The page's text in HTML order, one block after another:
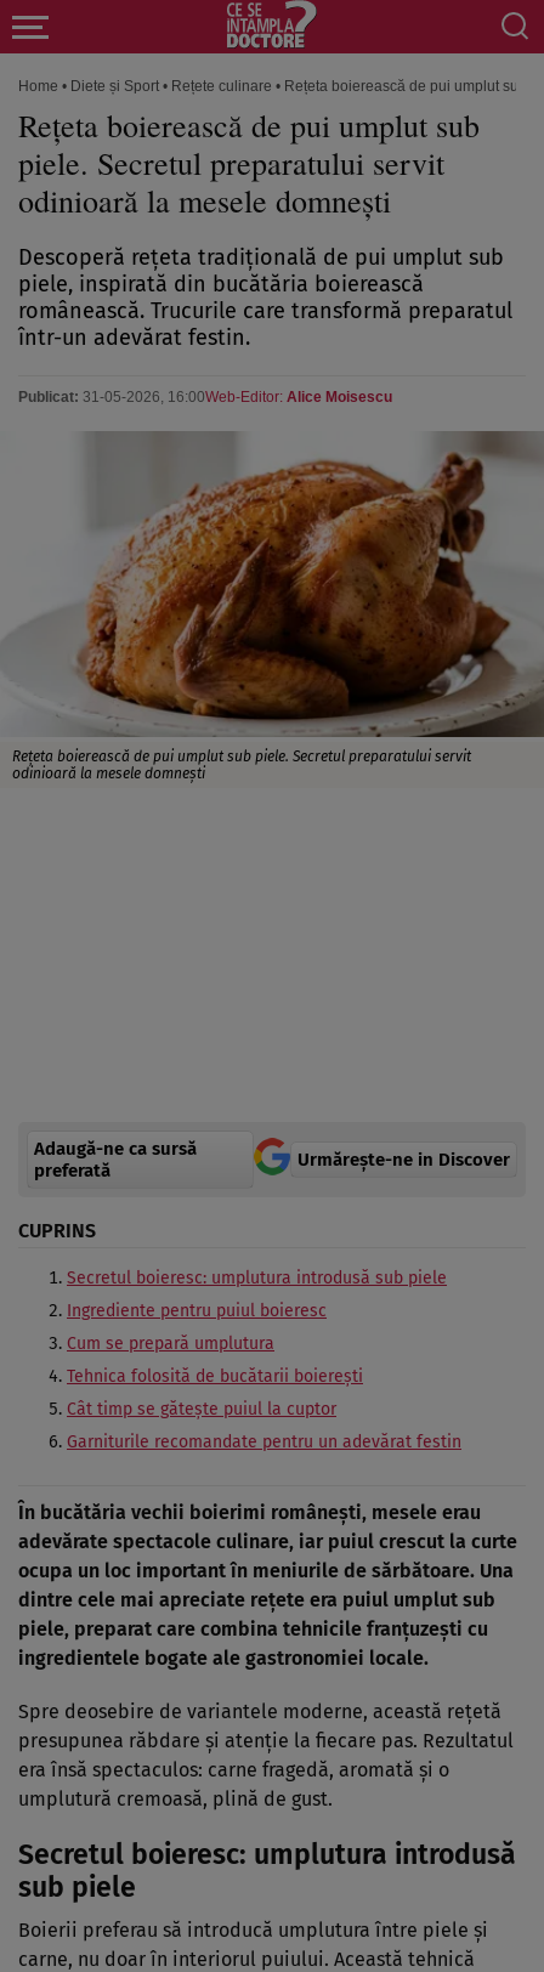
Home • Diete și Sport • Rețete culinare • Rețeta boierească de pui umplut sub
Rețeta boierească de pui umplut sub
piele. Secretul preparatului servit
odinioară la mesele domnești
Descoperă rețeta tradițională de pui umplut sub
piele, inspirată din bucătăria boierească
românească. Trucurile care transformă preparatul
într-un adevărat festin.
Publicat: 31-05-2026, 16:00Web-Editor: Alice Moisescu
Rețeta boierească de pui umplut sub piele. Secretul preparatului servit
odinioară la mesele domnești
Adaugă-ne ca sursă
preferată
Urmărește-ne in Discover
CUPRINS
Secretul boieresc: umplutura introdusă sub piele
Ingrediente pentru puiul boieresc
Cum se prepară umplutura
Tehnica folosită de bucătarii boierești
Cât timp se gătește puiul la cuptor
Garniturile recomandate pentru un adevărat festin
În bucătăria vechii boierimi românești, mesele erau
adevărate spectacole culinare, iar puiul crescut la curte
ocupa un loc important în meniurile de sărbătoare. Una
dintre cele mai apreciate rețete era puiul umplut sub
piele, preparat care combina tehnicile franțuzești cu
ingredientele bogate ale gastronomiei locale.
Spre deosebire de variantele moderne, această rețetă
presupunea răbdare și atenție la fiecare pas. Rezultatul
era însă spectaculos: carne fragedă, aromată și o
umplutură cremoasă, plină de gust.
Secretul boieresc: umplutura introdusă
sub piele
Boierii preferau să introducă umplutura între piele și
carne, nu doar în interiorul puiului. Această tehnică